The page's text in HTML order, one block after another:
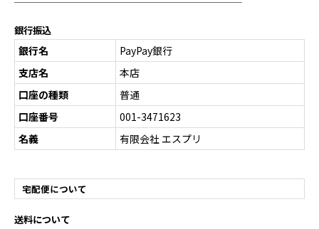
銀行振込
銀行名
PayPay銀行
支店名
本店
口座の種類
普通
口座番号
001-3471623
名義
有限会社 エスプリ
宅配便について
送料について